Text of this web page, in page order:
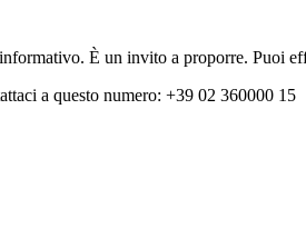
È un invito a proporre.
a questo numero: +39 02 360000 15